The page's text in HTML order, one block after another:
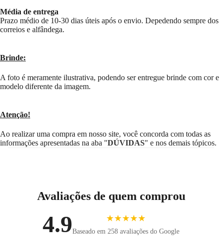
Média de entrega
Prazo médio de 10-30 dias úteis após o envio. Depedendo sempre dos
correios e alfândega.
Brinde:
A foto é meramente ilustrativa, podendo ser entregue brinde com cor e
modelo diferente da imagem.
Atenção!
Ao realizar uma compra em nosso site, você concorda com todas as
informações apresentadas na aba "DÚVIDAS" e nos demais tópicos.
Avaliações de quem comprou
4.9 ★★★★★
Baseado em 258 avaliações do Google